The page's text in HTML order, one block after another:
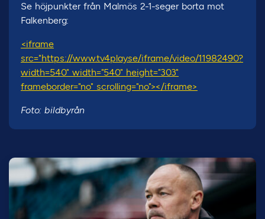
Se höjpunkter från Malmös 2-1-seger borta mot
Falkenberg:
<iframe
src="https://www.tv4play.se/iframe/video/11982490?
width=540" width="540" height="303"
frameborder="no" scrolling="no"></iframe>
Foto: bildbyrån